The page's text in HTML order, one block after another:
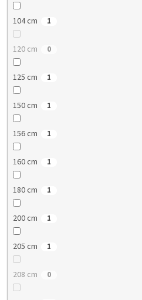
104 cm 1
120 cm 0
125 cm 1
150 cm 1
156 cm 1
160 cm 1
180 cm 1
200 cm 1
205 cm 1
208 cm 0